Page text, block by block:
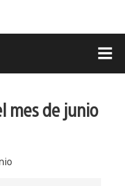
mes de junio